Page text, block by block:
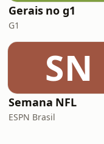
Gerais no g1
G1
SN
Semana NFL
ESPN Brasil